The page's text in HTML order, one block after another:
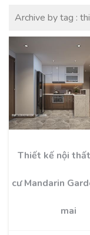
Archive by tag :
Thiết kế nội
cư Mandarin
mai